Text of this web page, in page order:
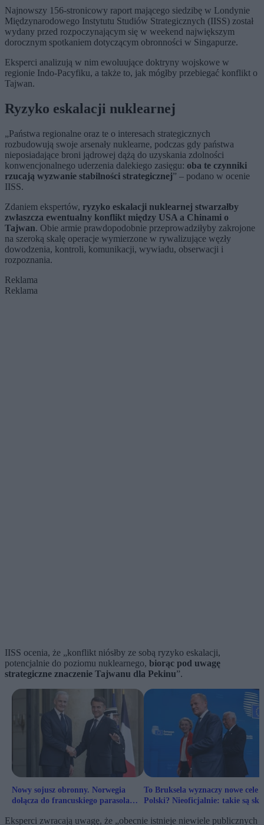
Najnowszy 156-stronicowy raport mającego siedzibę w Londynie
Międzynarodowego Instytutu Studiów Strategicznych (IISS) został
wydany przed rozpoczynającym się w weekend największym
dorocznym spotkaniem dotyczącym obronności w Singapurze.
Eksperci analizują w nim ewoluujące doktryny wojskowe w
regionie Indo-Pacyfiku, a także to, jak mógłby przebiegać konflikt o
Tajwan.
Ryzyko eskalacji nuklearnej
„Państwa regionalne oraz te o interesach strategicznych
rozbudowują swoje arsenały nuklearne, podczas gdy państwa
nieposiadające broni jądrowej dążą do uzyskania zdolności
konwencjonalnego uderzenia dalekiego zasięgu: oba te czynniki
rzucają wyzwanie stabilności strategicznej” – podano w ocenie
IISS.
Zdaniem ekspertów, ryzyko eskalacji nuklearnej stwarzałby
zwłaszcza ewentualny konflikt między USA a Chinami o
Tajwan. Obie armie prawdopodobnie przeprowadziłyby zakrojone
na szeroką skalę operacje wymierzone w rywalizujące węzły
dowodzenia, kontroli, komunikacji, wywiadu, obserwacji i
rozpoznania.
Reklama
Reklama
IISS ocenia, że „konflikt niósłby ze sobą ryzyko eskalacji,
potencjalnie do poziomu nuklearnego, biorąc pod uwagę
strategiczne znaczenie Tajwanu dla Pekinu”.
Nowy sojusz obronny. Norwegia
dołącza do francuskiego parasola
To Bruksela wyznaczy nowe cele
Polski? Nieoficjalnie: takie są
Eksperci zwracają uwagę, że „obecnie istnieje niewiele publicznych